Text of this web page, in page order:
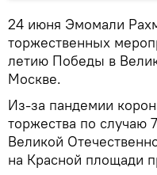
24 июня Эмомали
торжественных
летию Победы в
Москве.
Из-за пандемии
торжества по
Великой
на Красной площади